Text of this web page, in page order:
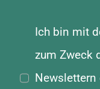
Ich bin mit
zum Zweck